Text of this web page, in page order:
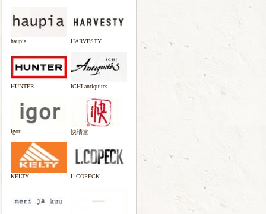
haupia HARVESTY
HUNTER ICHI antiquites
igor 快晴堂
KELTY L.COPECK